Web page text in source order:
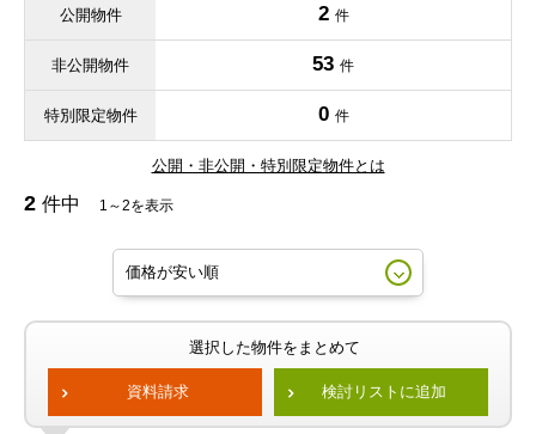
公開物件 2 件
非公開物件 53 件
特別限定物件 0 件
公開・非公開・特別限定物件とは
2 件中 1～2を表示
選択した物件をまとめて
資料請求 検討リストに追加